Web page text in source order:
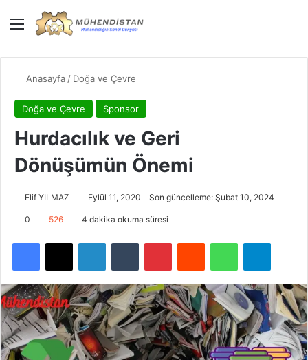
Menü
Anasayfa / Doğa ve Çevre
Doğa ve Çevre Sponsor
Hurdacılık ve Geri
Dönüşümün Önemi
Elif YILMAZ Eylül 11, 2020 Son güncelleme: Şubat 10, 2024
0 526 4 dakika okuma süresi
Facebook
X LinkedInTumblr PinterestReddit WhatsApp